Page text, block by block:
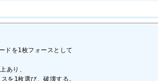
ドを1枚フォースとして
あり、
を1枚選び、破壊する。